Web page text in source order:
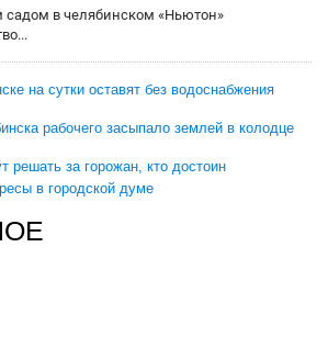
в челябинском «Ньютон»
на сутки оставят без водоснабжения
рабочего засыпало землей в колодце
решать за горожан, кто достоин
в городской думе